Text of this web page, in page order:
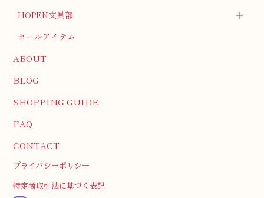
HOPEN文具部
セールアイテム
ABOUT
BLOG
SHOPPING GUIDE
FAQ
CONTACT
プライバシーポリシー
特定商取引法に基づく表記